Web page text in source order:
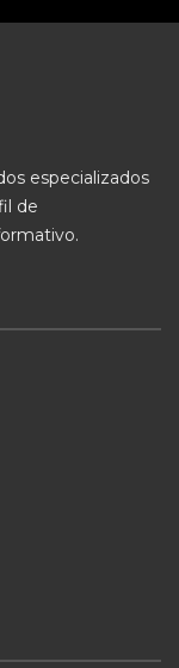
especializados
de